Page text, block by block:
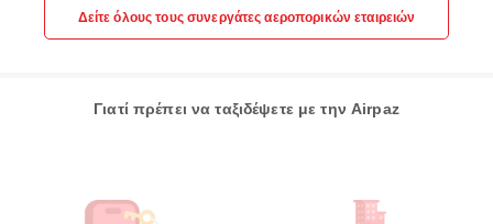
Δείτε όλους τους συνεργάτες αεροπορικών εταιρειών
Γιατί πρέπει να ταξιδέψετε με την Airpaz